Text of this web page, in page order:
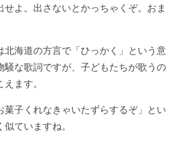
せよ。出さないとかっちゃくぞ。おま
北海道の方言で「ひっかく」という意
騒な歌詞ですが、子どもたちが歌うの
ます。
菓子くれなきゃいたずらするぞ」とい
ていますね。